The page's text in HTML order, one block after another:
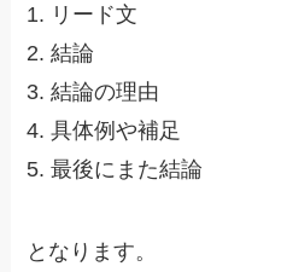
1. リード文
2. 結論
3. 結論の理由
4. 具体例や補足
5. 最後にまた結論
となります。